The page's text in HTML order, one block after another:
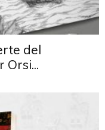
del
Orsi...